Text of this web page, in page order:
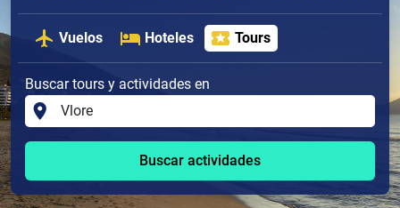
Vuelos Hoteles Tours
Buscar tours y actividades en
Buscar actividades